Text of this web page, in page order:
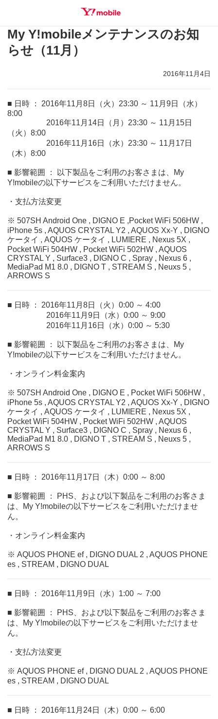
SEARCH
My Y!mobileメンテナンスのお知
らせ（11月）
2016年11月4日
■ 日時 ： 2016年11月8日（火）23:30 ～ 11月9日（水）
8:00
2016年11月14日（月）23:30 ～ 11月15日
（火）8:00
2016年11月16日（水）23:30 ～ 11月17日
（木）8:00
■ 影響範囲 ： 以下製品をご利用のお客さまは、My
Y!mobileの以下サービスをご利用いただけません。
・支払方法変更
※ 507SH Android One , DIGNO E ,Pocket WiFi 506HW ,
iPhone 5s , AQUOS CRYSTAL Y2 , AQUOS Xx-Y , DIGNO
ケータイ , AQUOS ケータイ , LUMIERE , Nexus 5X ,
Pocket WiFi 504HW , Pocket WiFi 502HW , AQUOS
CRYSTAL Y , Surface3 , DIGNO C , Spray , Nexus 6 ,
MediaPad M1 8.0 , DIGNO T , STREAM S , Neuxs 5 ,
ARROWS S
■ 日時 ： 2016年11月8日（火）0:00 ～ 4:00
2016年11月9日（水）0:00 ～ 9:00
2016年11月16日（水）0:00 ～ 5:30
■ 影響範囲 ： 以下製品をご利用のお客さまは、My
Y!mobileの以下サービスをご利用いただけません。
・オンライン料金案内
※ 507SH Android One , DIGNO E , Pocket WiFi 506HW ,
iPhone 5s , AQUOS CRYSTAL Y2 , AQUOS Xx-Y , DIGNO
ケータイ , AQUOS ケータイ , LUMIERE , Nexus 5X ,
Pocket WiFi 504HW , Pocket WiFi 502HW , AQUOS
CRYSTAL Y , Surface3 , DIGNO C , Spray , Nexus 6 ,
MediaPad M1 8.0 , DIGNO T , STREAM S , Neuxs 5 ,
ARROWS S
■ 日時 ： 2016年11月17日（木）0:00 ～ 8:00
■ 影響範囲 ： PHS、および以下製品をご利用のお客さま
は、My Y!mobileの以下サービスをご利用いただけませ
ん。
・オンライン料金案内
※ AQUOS PHONE ef , DIGNO DUAL 2 , AQUOS PHONE
es , STREAM , DIGNO DUAL
■ 日時 ： 2016年11月9日（水）1:00 ～ 7:00
■ 影響範囲 ： PHS、および以下製品をご利用のお客さま
は、My Y!mobileの以下サービスをご利用いただけませ
ん。
・支払方法変更
※ AQUOS PHONE ef , DIGNO DUAL 2 , AQUOS PHONE
es , STREAM , DIGNO DUAL
■ 日時 ： 2016年11月24日（木）0:00 ～ 6:00